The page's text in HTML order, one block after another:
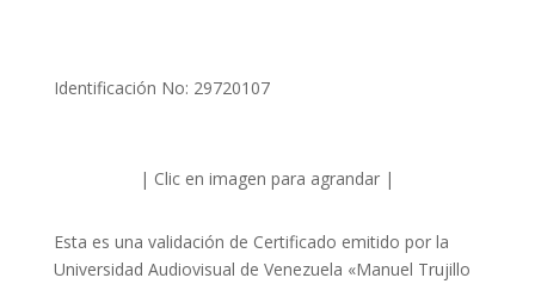
Identificación No: 29720107
| Clic en imagen para agrandar |
Esta es una validación de Certificado emitido por la
Universidad Audiovisual de Venezuela «Manuel Trujillo